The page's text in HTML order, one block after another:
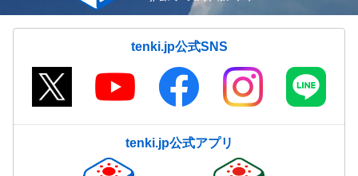
tenki.jp公式SNS
tenki.jp公式アプリ